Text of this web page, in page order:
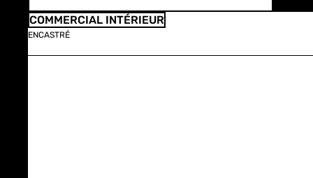
COMMERCIAL INTÉRIEUR
ENCASTRÉ